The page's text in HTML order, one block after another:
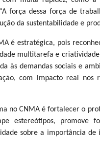
força dessa força de
da sustentabilidade e
é estratégica, pois
multitarefa e
às demandas sociais e
com impacto real nos
no CNMA é fortalecer o
estereótipos, promove
sobre a importância